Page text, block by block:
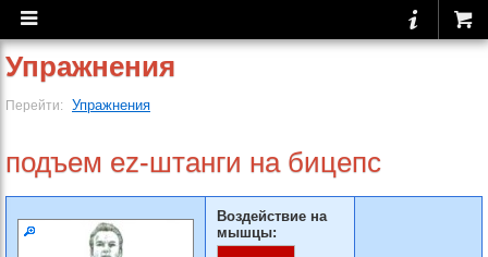
Упражнения
Перейти: Упражнения
подъем ez-штанги на бицепс
Воздействие на
мышцы: